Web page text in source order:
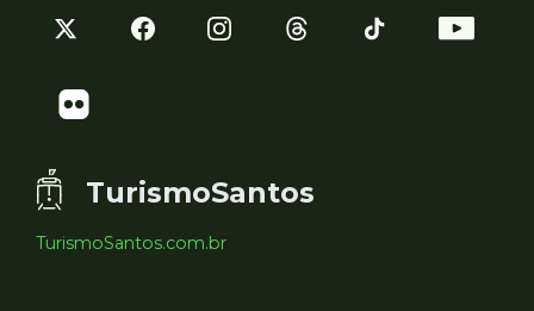
TurismoSantos
TurismoSantos.com.br